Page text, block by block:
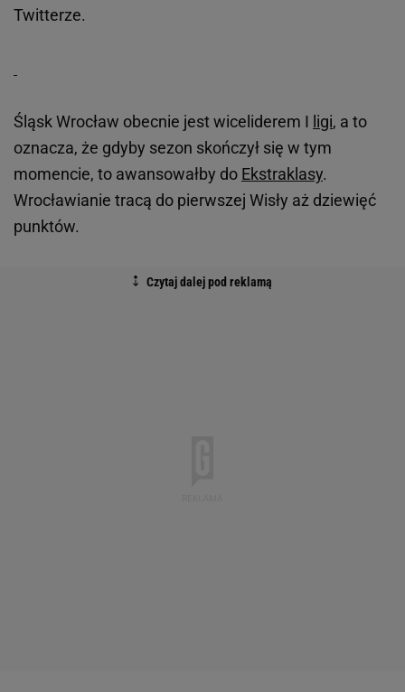
Twitterze.
Śląsk Wrocław obecnie jest wiceliderem I ligi, a to
oznacza, że gdyby sezon skończył się w tym
momencie, to awansowałby do Ekstraklasy.
Wrocławianie tracą do pierwszej Wisły aż dziewięć
punktów.